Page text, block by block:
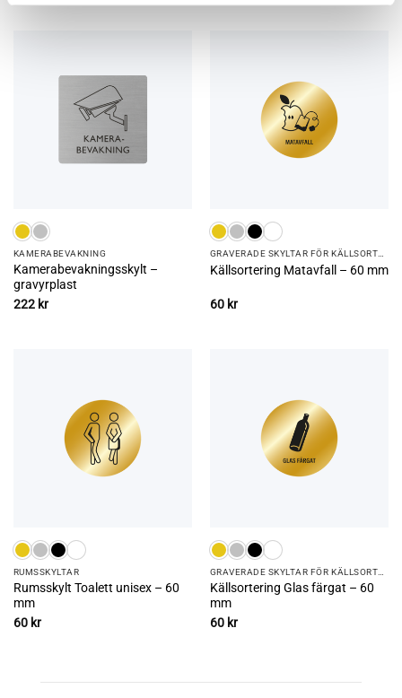
KAMERA­­­BEVAKNING
Kamerabevakningsskylt –
gravyrplast
222 kr
Källsortering Matavfall – 60 mm
60 kr
RUMS­SKYLTAR
Rumsskylt Toalett unisex – 60
mm
60 kr
GRAVERADE SKYLTAR FÖR KÄLLSORTERING
Källsortering Glas färgat – 60
mm
60 kr